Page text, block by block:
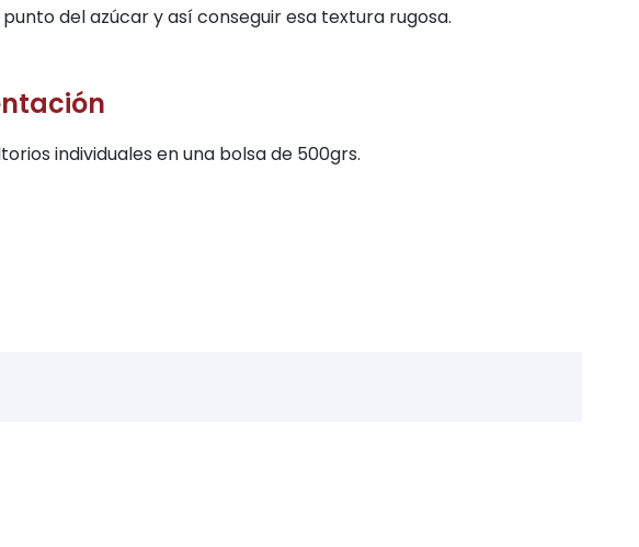
del azúcar y así conseguir esa textura rugosa.
individuales en una bolsa de 500grs.